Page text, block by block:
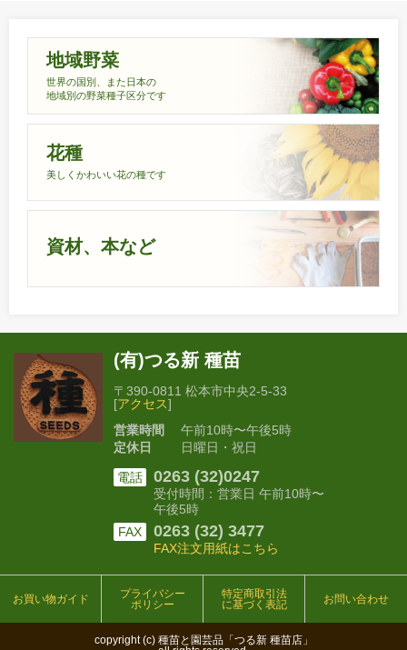
地域野菜
世界の国別、また日本の
地域別の野菜種子区分です
花種
美しくかわいい花の種です
資材、本など
(有)つる新 種苗
〒390-0811 松本市中央2-5-33
[アクセス]
営業時間
午前10時〜午後5時
定休日
日曜日・祝日
電話 0263 (32)0247
受付時間：営業日 午前10時〜
午後5時
FAX
0263 (32) 3477
FAX注文用紙はこちら
お買い物ガイド
プライバシー
ポリシー
特定商取引法
に基づく表記
お問い合わせ
copyright (c) 種苗と園芸品「つる新 種苗店」